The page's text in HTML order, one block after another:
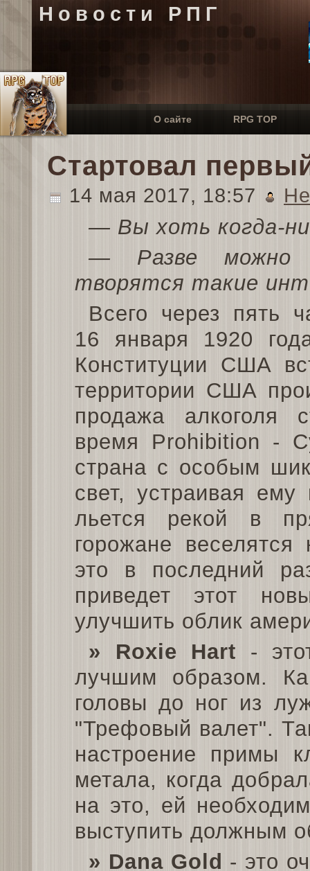
Новости РПГ
О сайте RPG TOP
Стартовал
14 мая 2017, 18:57
— Вы хоть когда-
— Разве можно
творятся такие
Всего через пять
16 января 1920
Конституции США
территории США
продажа алкоголя
время Prohibition -
страна с особым
свет, устраивая
льется рекой в
горожане
это в последний
приведет этот
улучшить облик
» Roxie Hart -
лучшим образом.
головы до ног из
"Трефовый валет".
настроение примы
метала, когда
на это, ей
выступить должным
» Dana Gold - это